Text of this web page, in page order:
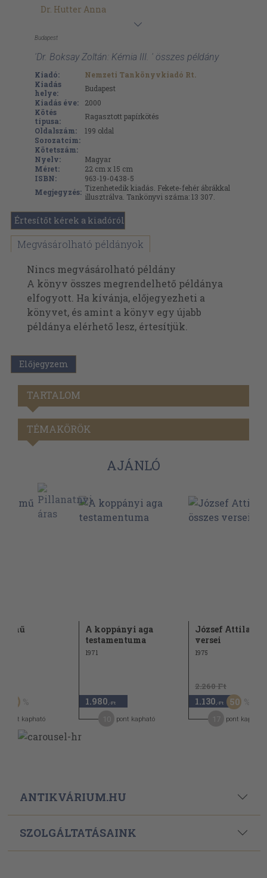
Dr. Hutter Anna
Budapest
'Dr. Boksay Zoltán: Kémia III. ' összes példány
Kiadó:
Nemzeti Tankönyvkiadó Rt.
Kiadás
helye:
Budapest
Kiadás éve:
2000
Kötés
típusa:
Ragasztott papírkötés
Oldalszám:
199 oldal
Sorozatcím:
Kötetszám:
Nyelv:
Magyar
Méret:
22 cm x 15 cm
ISBN:
963-19-0438-5
Megjegyzés: Tizenhetedik kiadás. Fekete-fehér ábrákkal
illusztrálva. Tankönyvi száma: 13 307.
Értesítőt kérek a kiadóról
Megvásárolható példányok
Nincs megvásárolható példány
A könyv összes megrendelhető példánya
elfogyott. Ha kívánja, előjegyezheti a
könyvet, és amint a könyv egy újabb
példánya elérhető lesz, értesítjük.
Előjegyzem
TARTALOM
TÉMAKÖRÖK
AJÁNLÓ
50
pont kapható
A koppányi aga
testamentuma
1971
1.980 ,-Ft
pont kapható
József Attila
versei
1975
2.260 Ft
1.130 ,-Ft 50
pont kapható
ANTIKVÁRIUM.HU
SZOLGÁLTATÁSAINK